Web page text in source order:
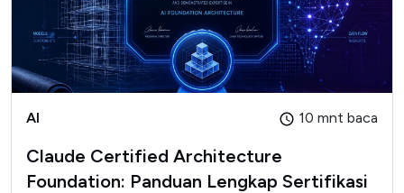
AI 10 mnt baca
Claude Certified Architecture
Foundation: Panduan Lengkap Sertifikasi